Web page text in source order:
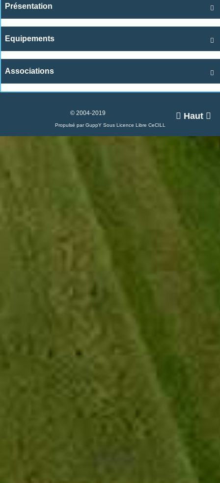

Présentation

Equipements

Associations
 Haut 
© 2004-2019
Propulsé par GuppY Sous Licence Libre CeCILL